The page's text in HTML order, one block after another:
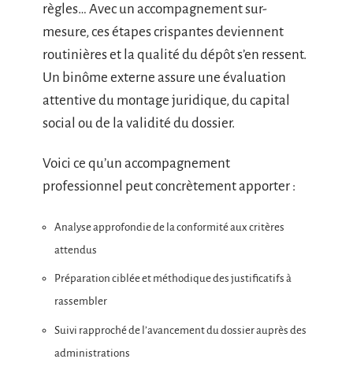
règles… Avec un accompagnement sur-
mesure, ces étapes crispantes deviennent
routinières et la qualité du dépôt s’en ressent.
Un binôme externe assure une évaluation
attentive du montage juridique, du capital
social ou de la validité du dossier.
Voici ce qu’un accompagnement
professionnel peut concrètement apporter :
Analyse approfondie de la conformité aux critères
attendus
Préparation ciblée et méthodique des justificatifs à
rassembler
Suivi rapproché de l’avancement du dossier auprès des
administrations